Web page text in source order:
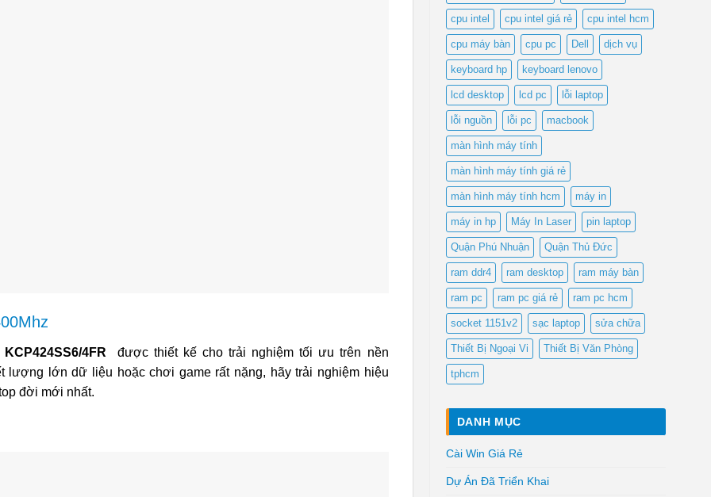
cpu intel cpu intel giá rẻ cpu intel hcm
cpu máy bàn cpu pc Dell dịch vụ
keyboard hp keyboard lenovo
lcd desktop lcd pc lỗi laptop
lỗi nguồn lỗi pc macbook
màn hình máy tính
màn hình máy tính giá rẻ
màn hình máy tính hcm máy in
máy in hp Máy In Laser pin laptop
Quận Phú Nhuận Quận Thủ Đức
ram ddr4 ram desktop ram máy bàn
ram pc ram pc giá rẻ ram pc hcm
socket 1151v2 sạc laptop sửa chữa
Thiết Bị Ngoại Vi Thiết Bị Văn Phòng
tphcm
DANH MỤC
Cài Win Giá Rẻ
Dự Án Đã Triển Khai
4FR
được thiết kế cho trải nghiệm tối ưu trên nền
lượng lớn dữ liệu hoặc chơi game rất nặng, hãy trải nghiệm hiệu
đời mới nhất.